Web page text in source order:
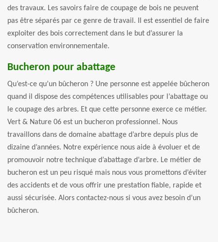
des travaux. Les savoirs faire de coupage de bois ne peuvent
pas être séparés par ce genre de travail. Il est essentiel de faire
exploiter des bois correctement dans le but d’assurer la
conservation environnementale.
Bucheron pour abattage
Qu’est-ce qu’un bûcheron ? Une personne est appelée bûcheron
quand il dispose des compétences utilisables pour l’abattage ou
le coupage des arbres. Et que cette personne exerce ce métier.
Vert & Nature 06 est un bucheron professionnel. Nous
travaillons dans de domaine abattage d’arbre depuis plus de
dizaine d’années. Notre expérience nous aide à évoluer et de
promouvoir notre technique d’abattage d’arbre. Le métier de
bucheron est un peu risqué mais nous vous promettons d’éviter
des accidents et de vous offrir une prestation fiable, rapide et
aussi sécurisée. Alors contactez-nous si vous avez besoin d’un
bûcheron.